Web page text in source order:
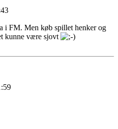
i FM. Men køb spillet henker og
kunne være sjovt